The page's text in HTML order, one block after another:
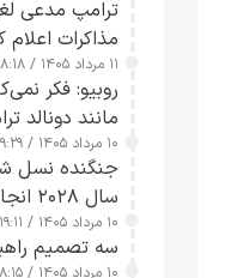
مذاکرات اعلام
۱۱ مرداد ۱۴۰۵ / ۰۸:۱۸
روبیو: فکر
مانند دونالد
اقدام می‌زند
۱۰ مرداد ۱۴۰۵ / ۱۹:۲۹
سال ۲۰۲۸ انجام می‌شود
۱۰ مرداد ۱۴۰۵ / ۱۹:۱۱
سه تصمیم
۱۰ مرداد ۱۴۰۵ / ۱۸:۱۵